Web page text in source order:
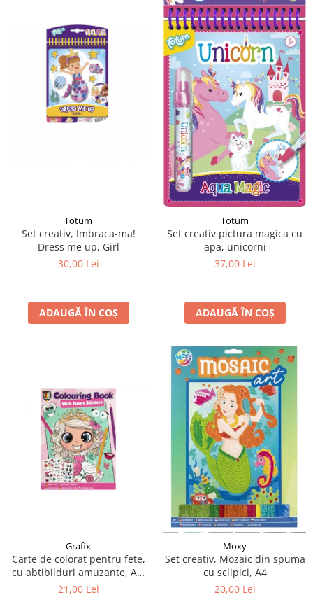
Totum
Set creativ, Imbraca-ma!
Dress me up, Girl
30,00 Lei
ADAUGĂ ÎN COȘ
Totum
Set creativ pictura magica cu
apa, unicorni
37,00 Lei
ADAUGĂ ÎN COȘ
Grafix
Carte de colorat pentru fete,
cu abtibilduri amuzante, A4,
24 pagini
21,00 Lei
Moxy
Set creativ, Mozaic din spuma
cu sclipici, A4
20,00 Lei